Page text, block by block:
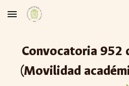
Skip to main content
Convocatoria 952
(Movilidad